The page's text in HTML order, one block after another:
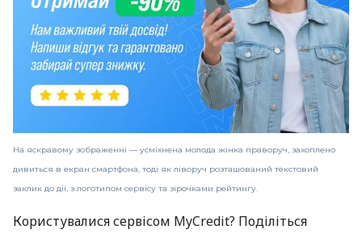
На яскравому зображенні — усміхнена молода жінка праворуч, захоплено
дивиться в екран смартфона, тоді як ліворуч розташований текстовий
заклик до дії, з логотипом сервісу та зірочками рейтингу.
Користувалися сервісом MyCredit? Поділіться